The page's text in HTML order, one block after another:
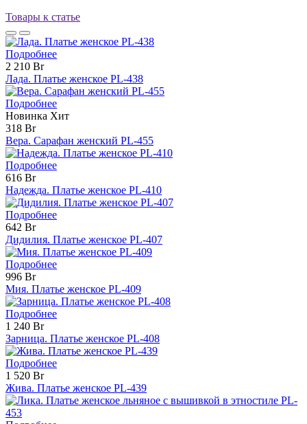
Товары к статье
Подробнее
2 210 Br
Лада. Платье женское PL-438
Подробнее
Новинка Хит
318 Br
Вера. Сарафан женский PL-455
Подробнее
616 Br
Надежда. Платье женское PL-410
Подробнее
642 Br
Дидилия. Платье женское PL-407
Подробнее
996 Br
Мия. Платье женское PL-409
Подробнее
1 240 Br
Зарница. Платье женское PL-408
Подробнее
1 520 Br
Жива. Платье женское PL-439